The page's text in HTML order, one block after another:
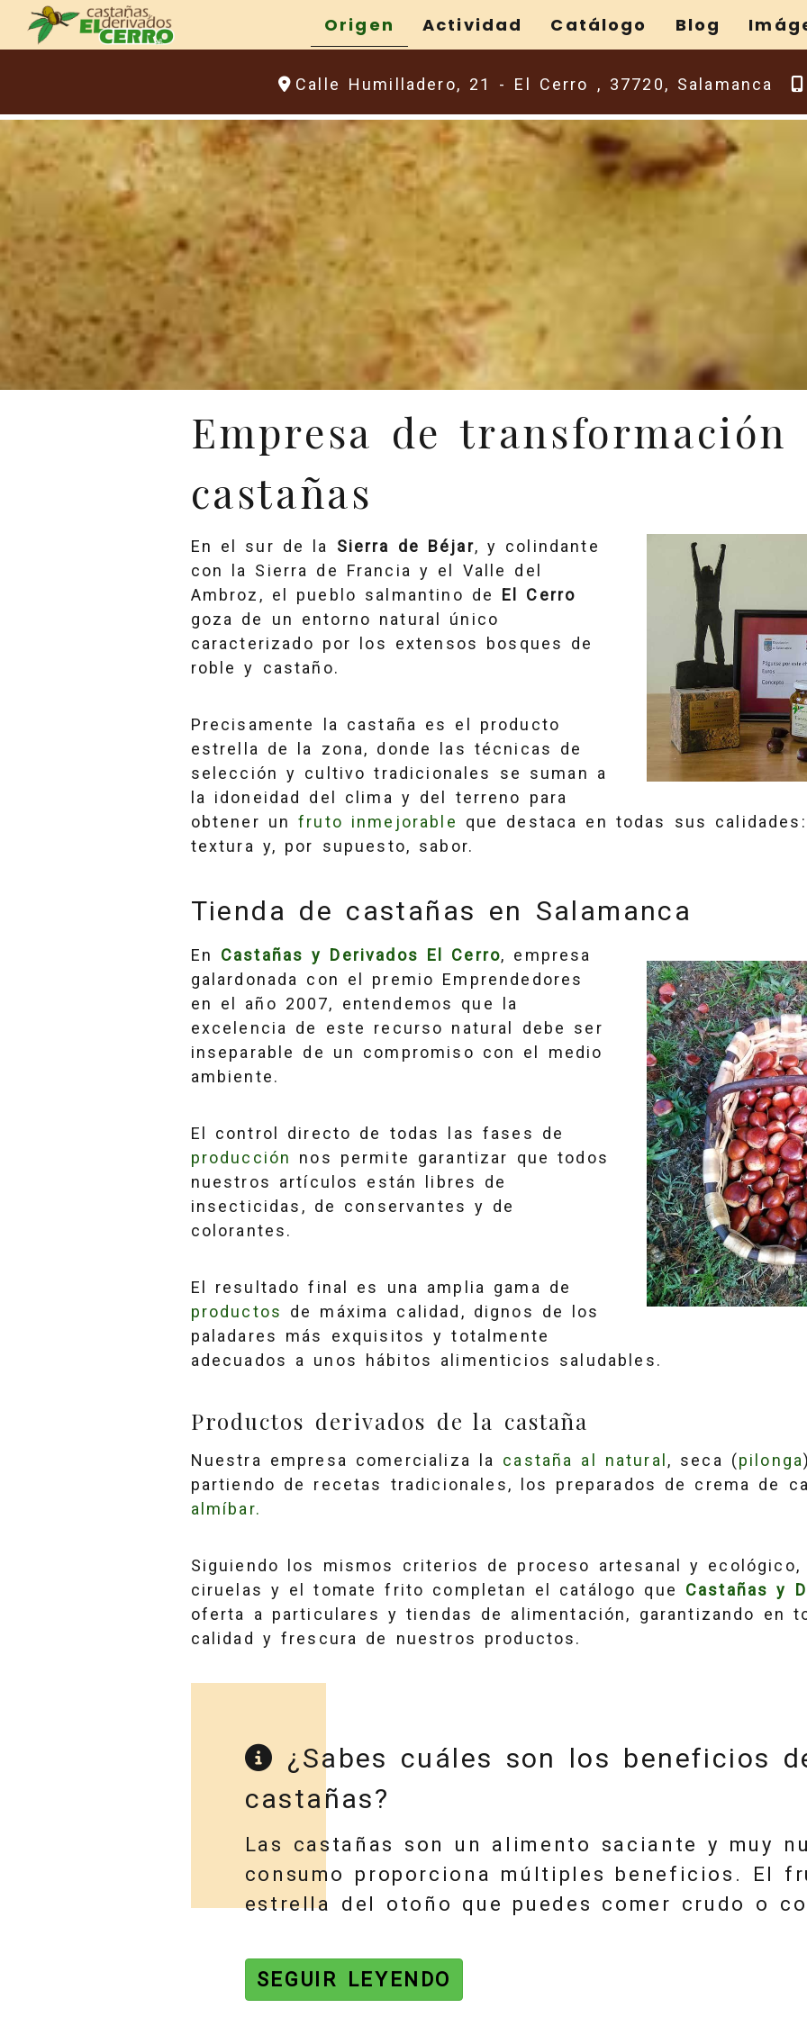
Origen Actividad Catálogo Blog
Calle Humilladero, 21 - El Cerro , 37720, Salamanca
Empresa de transformación
castañas
En el sur de la Sierra de Béjar, y colindante
con la Sierra de Francia y el Valle del
Ambroz, el pueblo salmantino de El Cerro
goza de un entorno natural único
caracterizado por los extensos bosques de
roble y castaño.
Precisamente la castaña es el producto
estrella de la zona, donde las técnicas de
selección y cultivo tradicionales se suman a
la idoneidad del clima y del terreno para
obtener unfruto inmejorable
que destaca en todas sus
textura y, por supuesto, sabor.
Tienda de castañas en Salamanca
En Castañas y Derivados El Cerro, empresa
galardonada con el premio Emprendedores
en el año 2007, entendemos que la
excelencia de este recurso natural debe ser
inseparable de un compromiso con el medio
ambiente.
El control directo de todas las fases de
producción nos permite garantizar que todos
nuestros artículos están libres de
insecticidas, de conservantes y de
colorantes.
El resultado final es una amplia gama de
productos de máxima calidad, dignos de los
paladares más exquisitos y totalmente
adecuados a unos hábitos alimenticios saludables.
Productos derivados de la castaña
Nuestra empresa comercializa la castaña al natural , seca (pilonga
partiendo de recetas tradicionales, los preparados de crema de
almíbar.
Siguiendo los mismos criterios de proceso artesanal y ecológico,
ciruelas y el tomate frito completan el catálogo que Castañas y
oferta a particulares y tiendas de alimentación, garantizando en
calidad y frescura de nuestros productos.
¿Sabes cuáles son los beneficios
castañas?
jumbotron
Las castañas son un alimento saciante y muy
consumo proporciona múltiples beneficios. El
estrella del otoño que puedes comer crudo o
SEGUIR LEYENDO